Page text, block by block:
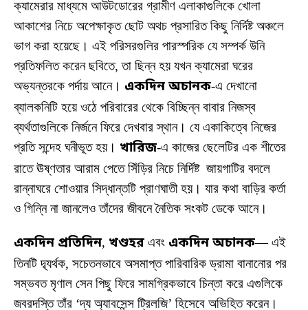
ক্যামেরার মাধ্যমে আউটডোরের গ্রামীণ এলাকাগুলিকে খোলা
আকাশের নিচে অপেক্ষাকৃত ছোট অথচ প্রসারিত কিছু নির্দিষ্ট অঞ্চলে
ভাগ করা হয়েছে। এই পরিসরগুলির পারস্পরিক যে সম্পর্ক উনি
প্রতিফলিত করেন ছবিতে, তা ছিন্ন হয় যখন ক্যামেরা ঘরের
অভ্যন্তরকে পর্দায় আনে। একদিন অচানক-এ দেখানো
ব্যালকনিটি হয়ে ওঠে পরিবারের থেকে বিচ্ছিন্ন বাবার নিজস্ব
ব্যর্থতাগুলিকে নির্জনে ফিরে দেখবার স্থান। যে একাকিত্বে নিজের
প্রতি সন্দেহ ঘনীভূত হয়। খারিজ-এ কাজের ছেলেটির এক শীতের
রাতে ঊষ্ণতার আরাম পেতে সিঁড়ির নিচে নির্দিষ্ট জায়গাটির বদলে
রান্নাঘরে শোওয়ার সিদ্ধান্তটি প্রাণঘাতী হয়। যার কথা বাড়ির কর্তা
ও গিন্নি না জানলেও তাঁদের জীবনে নৈতিক সংকট ডেকে আনে।
একদিন প্রতিদিন, খণ্ডহর এবং একদিন অচানক— এই
তিনটি দ্ব্যর্থক, সচেতনভাবে অসমাপ্ত পারিবারিক ড্রামা বানানোর পর
সম্ভবত মৃণাল সেন পিছু ফিরে সামগ্রিকভাবে চিন্তা করে এগুলিকে
জবরদস্তি তাঁর ‘দ্য অ্যাবসেন্স ট্রিলজি’ হিসেবে অভিহিত করেন।